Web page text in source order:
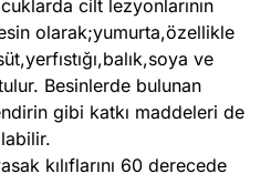
cilt lezyonlarının
olarak;yumurta,özellikle
ve
Besinlerde bulunan
gibi katkı maddeleri de
kılıflarını 60 derecede